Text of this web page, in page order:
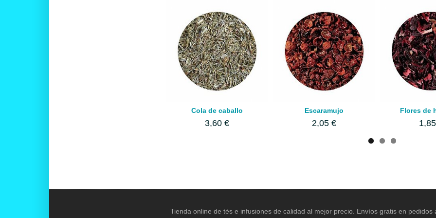
Cola de caballo
3,60 €
Escaramujo
2,05 €
Flores de
Tienda online de tés e infusiones de calidad al mejor precio. Envíos gratis en pedidos